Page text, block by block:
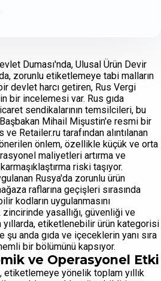
Duması'nda, Ulusal Ürün Devir
zorunlu etiketlemeye tabi malların
devlet harcı getiren, Rus Vergi
bir incelemesi var. Rus gıda
sendikalarının temsilcileri, bu
Mihail Mişustin'e resmi bir
Retailer.ru tarafından alıntılanan
önlem, özellikle küçük ve orta
maliyetleri artırma ve
riski taşıyor.
Rusya'da zorunlu ürün
raflarına geçişleri sırasında
kodların uygulanmasını
yasallığı, güvenliği ve
yıllarda, etiketlenebilir ürün kategorisi
anda gıda ve içeceklerin yanı sıra
bir bölümünü kapsıyor.
ve Operasyonel Etki
etiketlemeye yönelik toplam yıllık